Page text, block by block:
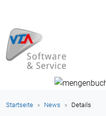
Startseite News Details